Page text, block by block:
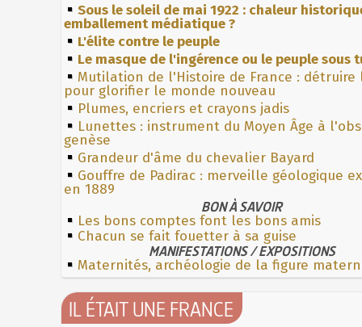
Sous le soleil de mai 1922 : chaleur
emballement médiatique ?
L'élite contre le peuple
Le masque de l'ingérence ou le peuple sous
Mutilation de l'Histoire de France : détruire
pour glorifier le monde nouveau
Plumes, encriers et crayons jadis
Lunettes : instrument du Moyen Âge à
genèse
Grandeur d'âme du chevalier Bayard
Gouffre de Padirac : merveille géologique
en 1889
BON À SAVOIR
Les bons comptes font les bons amis
Chacun se fait fouetter à sa guise
MANIFESTATIONS / EXPOSITIONS
Maternités, archéologie de la figure
IL ÉTAIT UNE FRANCE